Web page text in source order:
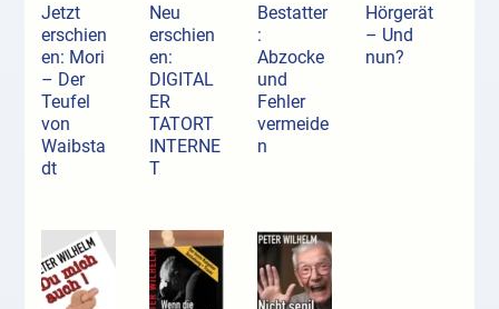
Jetzt
erschien
en: Mori
– Der
Teufel
von
Waibsta
dt
Neu
erschien
en:
DIGITAL
ER
TATORT
INTERNE
T
Bestatter
:
Abzocke
und
Fehler
vermeide
n
Hörgerät
– Und
nun?